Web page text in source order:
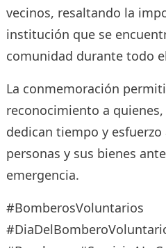
vecinos, resaltando la
institución que se
comunidad durante todo
La conmemoración
reconocimiento a
dedican tiempo y
personas y sus bienes
emergencia.
#BomberosVoluntarios